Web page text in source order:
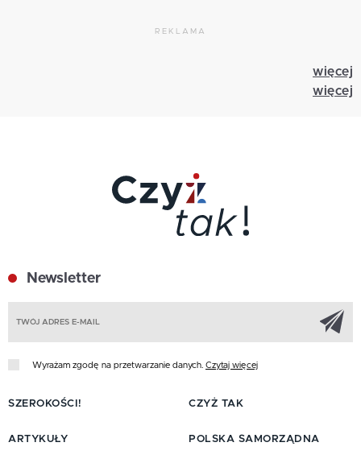
REKLAMA
więcej
więcej
Newsletter
Wyrażam zgodę na przetwarzanie danych. Czytaj więcej
SZEROKOŚCI!
ARTYKUŁY
CZYŻ TAK
POLSKA SAMORZĄDNA